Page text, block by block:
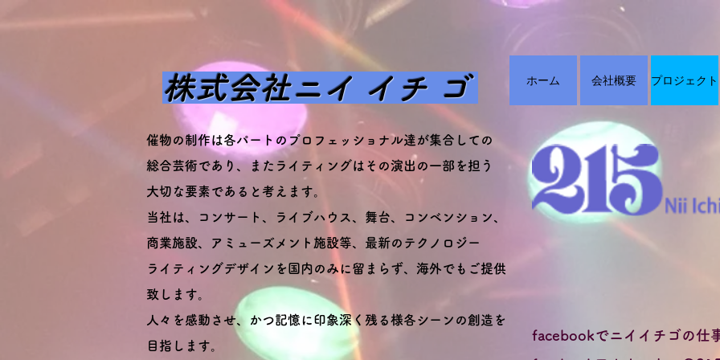
株式会社ニイ イチ ゴ ホーム 会社概要 プロジェクト
催物の制作は各パートのプロフェッショナル達が集合しての
総合芸術であり、またライティングはその演出の一部を担う
大切な要素であると考えます。
当社は、コンサート、ライブハウス、舞台、コンベンション、
商業施設、
アミューズメント施設等、最新のテクノロジー
ライティングデザインを国内のみに留まらず、海外でも ご提供
致します。
人々を感動させ、かつ記憶に印象深く残る様各シーンの創造を
目指します。
facebookでニイイチゴの仕